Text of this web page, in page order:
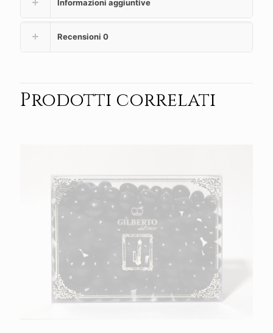
Informazioni aggiuntive
Recensioni 0
Prodotti correlati